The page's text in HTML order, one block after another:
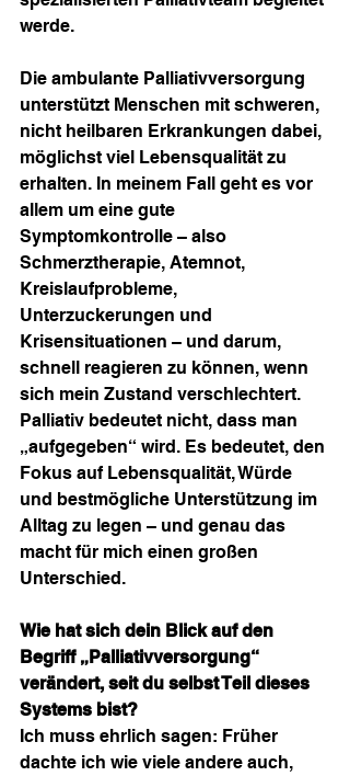
werde.
Die ambulante Palliativversorgung
unterstützt Menschen mit schweren,
nicht heilbaren Erkrankungen dabei,
möglichst viel Lebensqualität zu
erhalten. In meinem Fall geht es vor
allem um eine gute
Symptomkontrolle – also
Schmerztherapie, Atemnot,
Kreislaufprobleme,
Unterzuckerungen und
Krisensituationen – und darum,
schnell reagieren zu können, wenn
sich mein Zustand verschlechtert.
Palliativ bedeutet nicht, dass man
„aufgegeben“ wird. Es bedeutet, den
Fokus auf Lebensqualität, Würde
und bestmögliche Unterstützung im
Alltag zu legen – und genau das
macht für mich einen großen
Unterschied.
Wie hat sich dein Blick auf den
Begriff „Palliativversorgung“
verändert, seit du selbst Teil dieses
Systems bist?
Ich muss ehrlich sagen: Früher
dachte ich wie viele andere auch,